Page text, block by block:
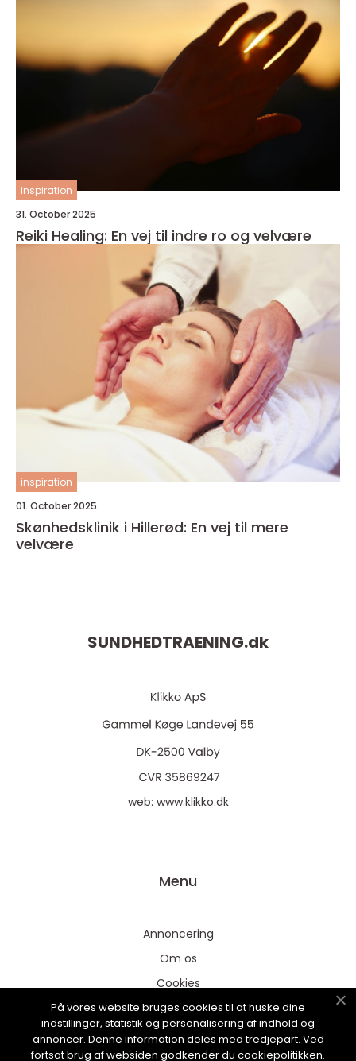
inspiration
31. October 2025
Reiki Healing: En vej til indre ro og velvære
inspiration
01. October 2025
Skønhedsklinik i Hillerød: En vej til mere
velvære
SUNDHEDTRAENING.dk
web: www.klikko.dk
Menu
Annoncering
Om os
Cookies
Kontakt os
Sitemap
På vores website bruges cookies til at huske dine
indstillinger, statistik og personalisering af indhold og
annoncer. Denne information deles med tredjepart. Ved
fortsat brug af websiden godkender du cookiepolitikken.